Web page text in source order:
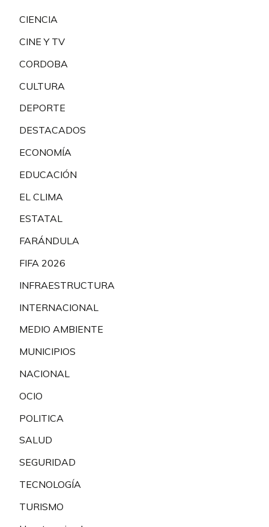
CIENCIA
CINE Y TV
CORDOBA
CULTURA
DEPORTE
DESTACADOS
ECONOMÍA
EDUCACIÓN
EL CLIMA
ESTATAL
FARÁNDULA
FIFA 2026
INFRAESTRUCTURA
INTERNACIONAL
MEDIO AMBIENTE
MUNICIPIOS
NACIONAL
OCIO
POLITICA
SALUD
SEGURIDAD
TECNOLOGÍA
TURISMO